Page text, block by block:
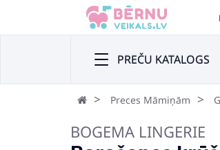
PREČU KATALOGS
Preces Māmiņām
BOGEMA LINGERIE